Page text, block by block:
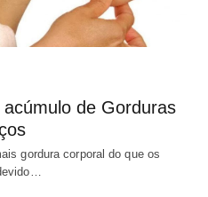
de Gorduras
gordura corporal do que os